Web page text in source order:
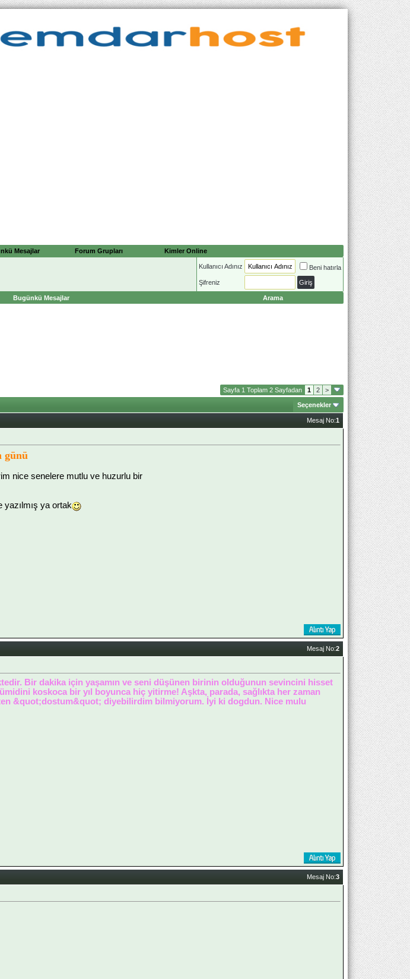
Mesajlar Forum Grupları Kimler Online
Kullanıcı Adınız Beni hatırla
Şifreniz
Bugünkü Mesajlar Arama
Sayfa 1 Toplam 2 Sayfadan 1 2
>
Seçenekler
Mesaj No:1
günü
nice senelere mutlu ve huzurlu bir
yazılmış ya ortak
Mesaj No:2
Bir dakika için yaşamın ve seni düşünen birinin olduğunun sevincini hisset
koskoca bir yıl boyunca hiç yitirme! Aşkta, parada, sağlıkta her zaman
&quot;dostum&quot; diyebilirdim bilmiyorum. İyi ki dogdun. Nice mulu
Mesaj No:3